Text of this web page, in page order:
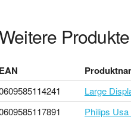
EAN
Large
Philips